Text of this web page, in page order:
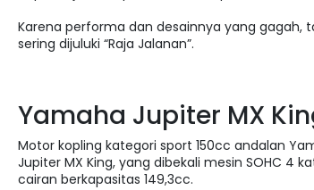
Karena performa dan desainnya yang gagah,
sering dijuluki “Raja Jalanan”.
Yamaha Jupiter MX
Motor kopling kategori sport 150cc andalan
Jupiter MX King, yang dibekali mesin SOHC 4
cairan berkapasitas 149,3cc.